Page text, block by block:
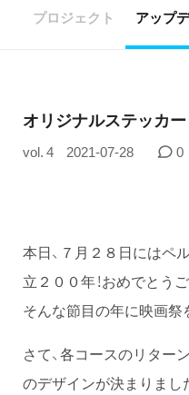
プロジェクト アップ
オリジナルステッカー
vol. 4 2021-07-28 0
本日、７月２８日にはペ
立２００年！おめでとう
そんな節目の年に映画祭
さて、各コースのリター
のデザインが決まりました